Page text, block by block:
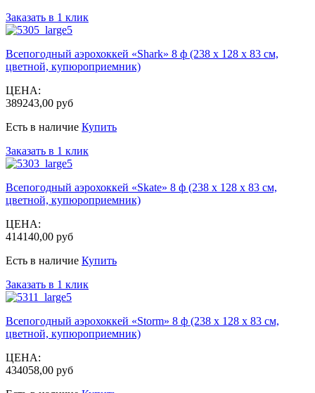
Заказать в 1 клик
Всепогодный аэрохоккей «Shark» 8 ф (238 х 128 х 83 см,
цветной, купюроприемник)
ЦЕНА:
389243,00 руб
Есть в наличие Купить
Заказать в 1 клик
Всепогодный аэрохоккей «Skate» 8 ф (238 х 128 х 83 см,
цветной, купюроприемник)
ЦЕНА:
414140,00 руб
Есть в наличие Купить
Заказать в 1 клик
Всепогодный аэрохоккей «Storm» 8 ф (238 х 128 х 83 см,
цветной, купюроприемник)
ЦЕНА:
434058,00 руб